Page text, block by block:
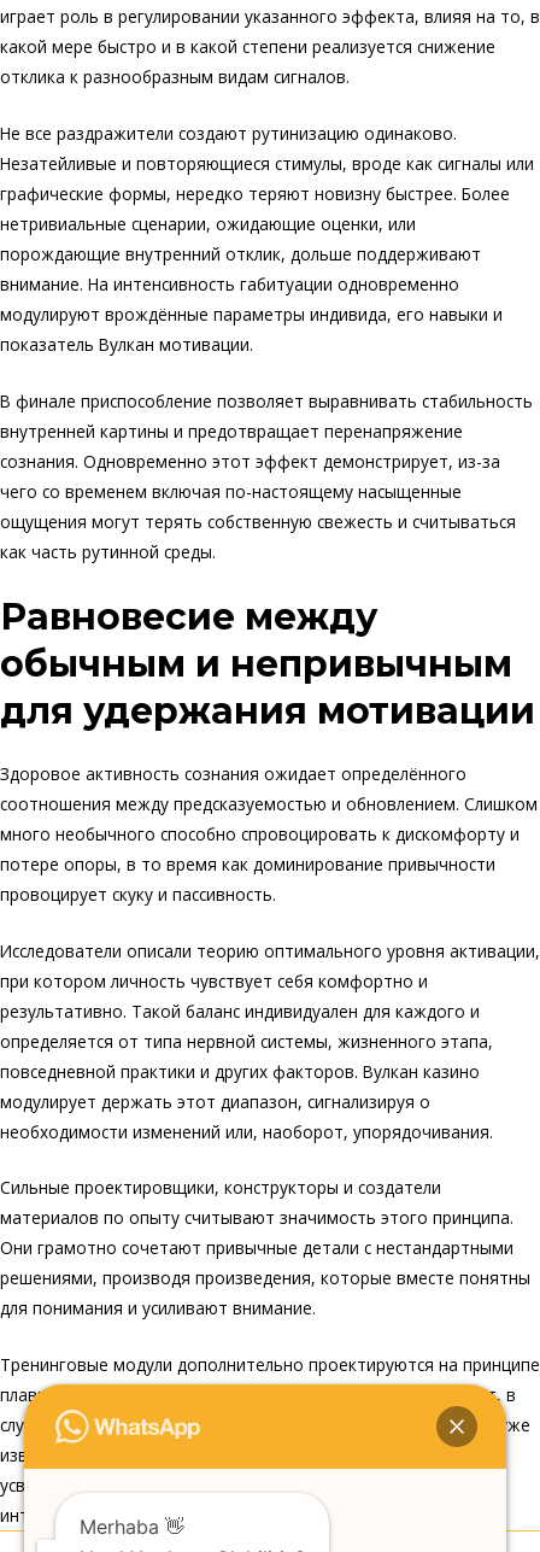
играет роль в регулировании указанного эффекта, влияя на то, в
какой мере быстро и в какой степени реализуется снижение
отклика к разнообразным видам сигналов.
Не все раздражители создают рутинизацию одинаково.
Незатейливые и повторяющиеся стимулы, вроде как сигналы или
графические формы, нередко теряют новизну быстрее. Более
нетривиальные сценарии, ожидающие оценки, или
порождающие внутренний отклик, дольше поддерживают
внимание. На интенсивность габитуации одновременно
модулируют врождённые параметры индивида, его навыки и
показатель Вулкан мотивации.
В финале приспособление позволяет выравнивать стабильность
внутренней картины и предотвращает перенапряжение
сознания. Одновременно этот эффект демонстрирует, из-за
чего со временем включая по-настоящему насыщенные
ощущения могут терять собственную свежесть и считываться
как часть рутинной среды.
Равновесие между
обычным и непривычным
для удержания мотивации
Здоровое активность сознания ожидает определённого
соотношения между предсказуемостью и обновлением. Слишком
много необычного способно спровоцировать к дискомфорту и
потере опоры, в то время как доминирование привычности
провоцирует скуку и пассивность.
Исследователи описали теорию оптимального уровня активации,
при котором личность чувствует себя комфортно и
результативно. Такой баланс индивидуален для каждого и
определяется от типа нервной системы, жизненного этапа,
повседневной практики и других факторов. Вулкан казино
модулирует держать этот диапазон, сигнализируя о
необходимости изменений или, наоборот, упорядочивания.
Сильные проектировщики, конструкторы и создатели
материалов по опыту считывают значимость этого принципа.
Они грамотно сочетают привычные детали с нестандартными
решениями, производя произведения, которые вместе понятны
для понимания и усиливают внимание.
Тренинговые модули дополнительно проектируются на принципе
плавного интеграции новизны. Эффективное развитие идет, в
случае когда обновленная единица знаний подаётся в связи уже
известных знаний, что обеспечивает учащимся увереннее
усваивать сведения, не переутомляясь слишком высокой
интенсивностью.
Merhaba 👋